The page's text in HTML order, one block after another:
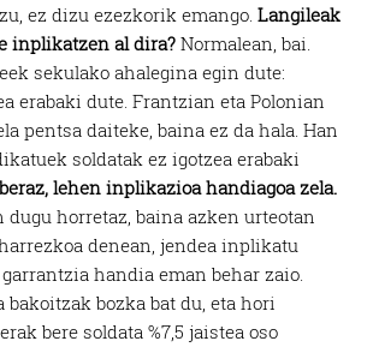
ez dizu ezezkorik emango.Langileak
inplikatzen al dira? Normalean, bai.
sekulako ahalegina egin dute:
erabaki dute. Frantzian eta Polonian
pentsa daiteke, baina ez da hala. Han
soldatak ez igotzea erabaki
lehen inplikazioa handiagoa zela.
horretaz, baina azken urteotan
denean, jendea inplikatu
handia eman behar zaio.
bakoitzak bozka bat du, eta hori
bere soldata %7,5 jaistea oso